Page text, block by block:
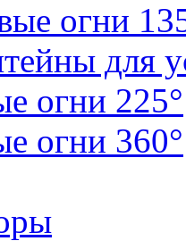
огни
для
огни 225°
огни 360°